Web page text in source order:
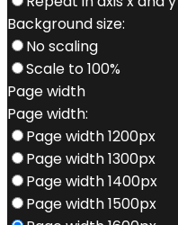
Background size:
No scaling
Scale to 100%
Page width
Page width:
Page width 1200px
Page width 1300px
Page width 1400px
Page width 1500px